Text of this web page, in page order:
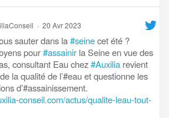
· 20 Avr 2023
sauter dans la#seinecet été ?
pour#assainir la Seine en vue des
consultant Eau chez#Auxilia revient
la qualité de l’#eau et questionne les
d’#assainissement.
conseil.com/actus/qualite-leau-tout-